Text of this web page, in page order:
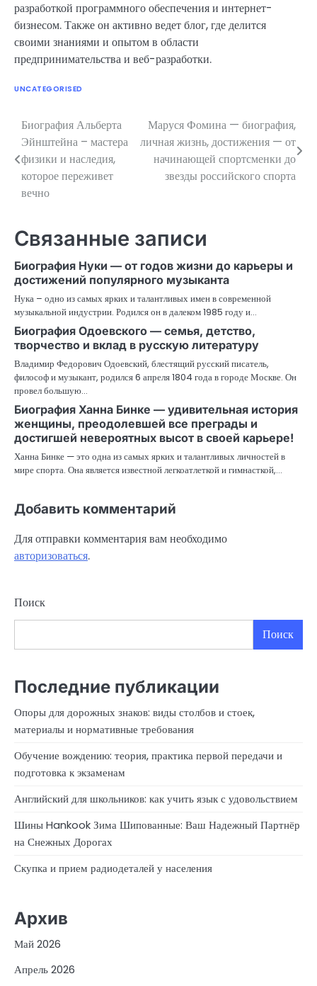
разработкой программного обеспечения и интернет-
бизнесом. Также он активно ведет блог, где делится
своими знаниями и опытом в области
предпринимательства и веб-разработки.
UNCATEGORISED
Навигация
по
записям
Биография Альберта
Эйнштейна – мастера
физики и наследия,
которое переживет
вечно
Маруся Фомина — биография,
личная жизнь, достижения — от
начинающей спортсменки до
звезды российского спорта
Связанные записи
Биография Нуки — от годов жизни до карьеры и
достижений популярного музыканта
Нука – одно из самых ярких и талантливых имен в современной
музыкальной индустрии. Родился он в далеком 1985 году и…
Биография Одоевского — семья, детство,
творчество и вклад в русскую литературу
Владимир Федорович Одоевский, блестящий русский писатель,
философ и музыкант, родился 6 апреля 1804 года в городе Москве. Он
провел большую…
Биография Ханна Бинке — удивительная история
женщины, преодолевшей все преграды и
достигшей невероятных высот в своей карьере!
Ханна Бинке — это одна из самых ярких и талантливых личностей в
мире спорта. Она является известной легкоатлеткой и гимнасткой,…
Добавить комментарий
Для отправки комментария вам необходимо
авторизоваться.
Поиск
Поиск
Последние публикации
Опоры для дорожных знаков: виды столбов и стоек,
материалы и нормативные требования
Обучение вождению: теория, практика первой передачи и
подготовка к экзаменам
Английский для школьников: как учить язык с удовольствием
Шины Hankook Зима Шипованные: Ваш Надежный Партнёр
на Снежных Дорогах
Скупка и прием радиодеталей у населения
Архив
Май 2026
Апрель 2026